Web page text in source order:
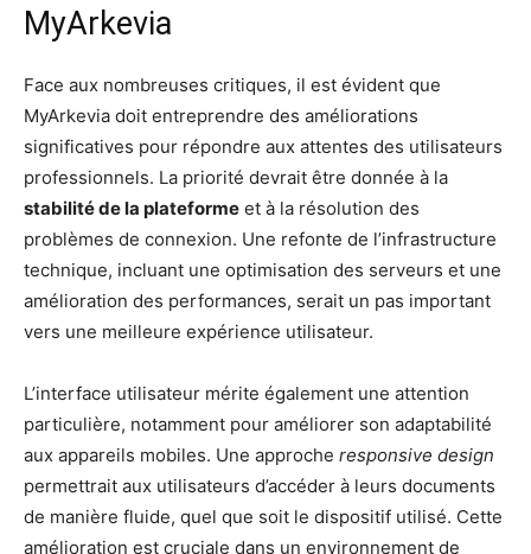
MyArkevia
Face aux nombreuses critiques, il est évident que
MyArkevia doit entreprendre des améliorations
significatives pour répondre aux attentes des utilisateurs
professionnels. La priorité devrait être donnée à la
stabilité de la plateforme et à la résolution des
problèmes de connexion. Une refonte de l’infrastructure
technique, incluant une optimisation des serveurs et une
amélioration des performances, serait un pas important
vers une meilleure expérience utilisateur.
L’interface utilisateur mérite également une attention
particulière, notamment pour améliorer son adaptabilité
aux appareils mobiles. Une approche responsive design
permettrait aux utilisateurs d’accéder à leurs documents
de manière fluide, quel que soit le dispositif utilisé. Cette
amélioration est cruciale dans un environnement de